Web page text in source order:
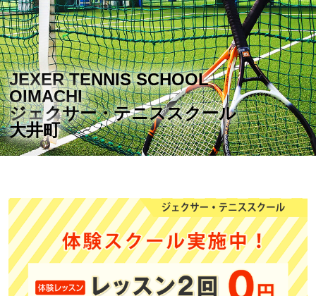
JEXER TENNIS SCHOOL
OIMACHI
ジェクサー・テニススクール
大井町